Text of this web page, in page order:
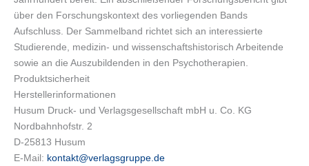
über den Forschungskontext des vorliegenden Bands
Aufschluss. Der Sammelband richtet sich an interessierte
Studierende, medizin- und wissenschaftshistorisch Arbeitende
sowie an die Auszubildenden in den Psychotherapien.
Produktsicherheit
Herstellerinformationen
Husum Druck- und Verlagsgesellschaft mbH u. Co. KG
Nordbahnhofstr. 2
D-25813 Husum
E-Mail: kontakt@verlagsgruppe.de